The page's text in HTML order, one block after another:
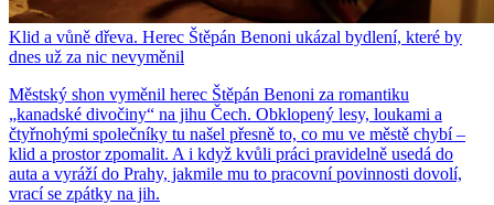
Klid a vůně dřeva. Herec Štěpán Benoni ukázal bydlení, které by
dnes už za nic nevyměnil
Městský shon vyměnil herec Štěpán Benoni za romantiku
„kanadské divočiny“ na jihu Čech. Obklopený lesy, loukami a
čtyřnohými společníky tu našel přesně to, co mu ve městě chybí –
klid a prostor zpomalit. A i když kvůli práci pravidelně usedá do
auta a vyráží do Prahy, jakmile mu to pracovní povinnosti dovolí,
vrací se zpátky na jih.